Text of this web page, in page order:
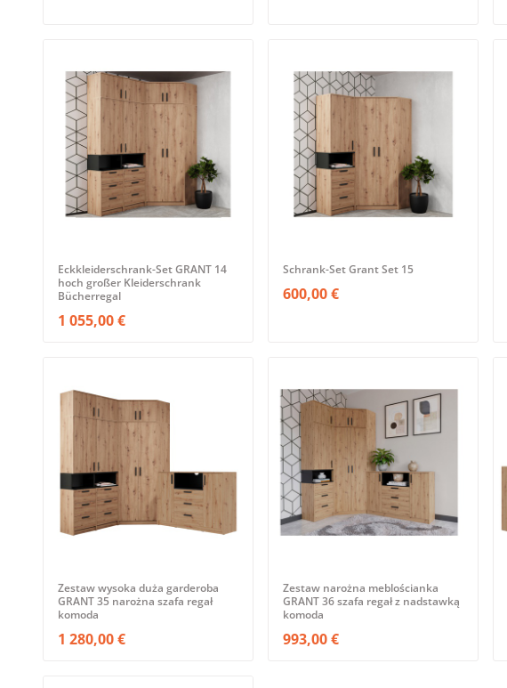
Eckkleiderschrank-Set GRANT 14
hoch großer Kleiderschrank
Bücherregal
1 055,00 €
Schrank-Set Grant Set 15
600,00 €
Zestaw wysoka duża garderoba
GRANT 35 narożna szafa regał
komoda
1 280,00 €
Zestaw narożna meblościanka
GRANT 36 szafa regał z nadstawką
komoda
993,00 €